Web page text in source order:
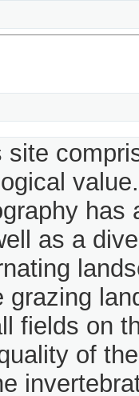
site
has
as a
grazing
fields on
of